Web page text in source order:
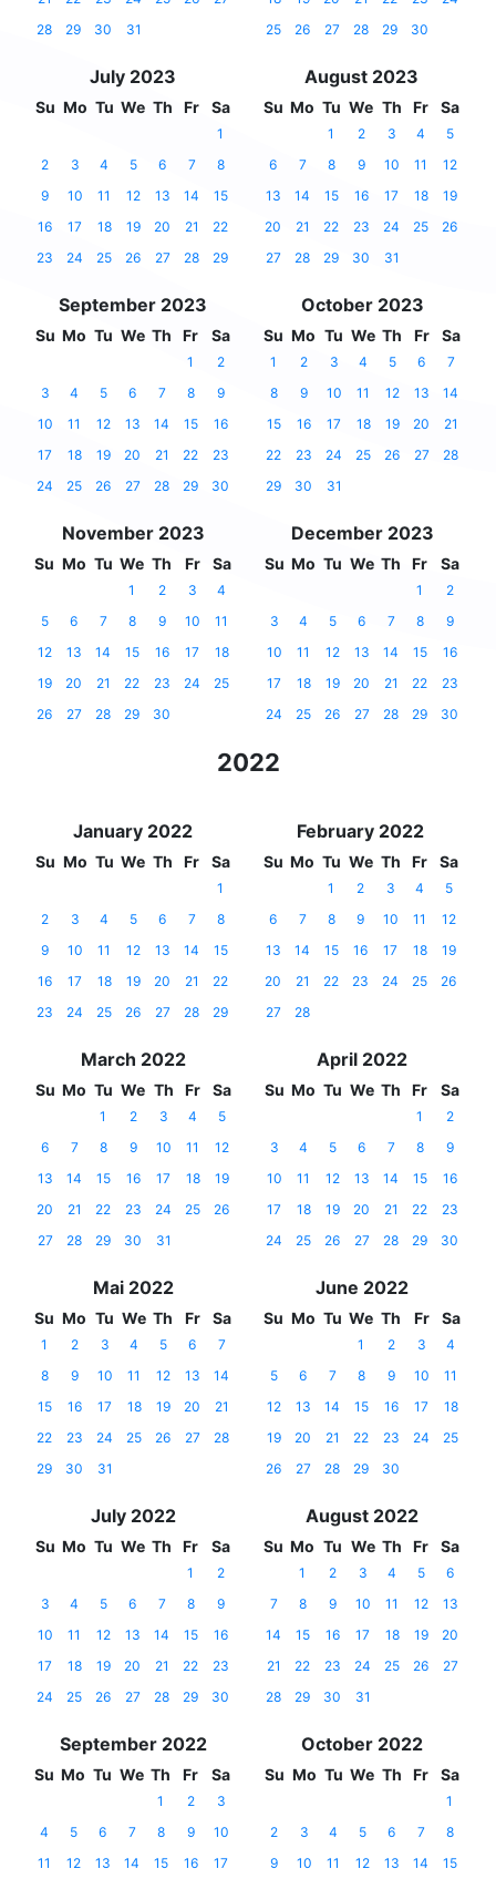
28
29 30 31
25
26 27 28 29 30
July 2023
Su Mo Tu We Th Fr Sa
1
2
3 4 5 6 7
8
9
10 11 12 13 14
15
16
17 18 19 20 21
22
23
24 25 26 27 28 29
August 2023
Su Mo Tu We Th Fr Sa
1 2 3 4
5
6
7 8 9 10 11
12
13
14 15 16 17 18
19
20
21 22 23 24 25
26
27
28 29 30 31
September 2023
Su Mo Tu We Th Fr Sa
1
2
3
4 5 6 7 8
9
10
11 12 13 14 15
16
17
18 19 20 21 22
23
24
25 26 27 28 29 30
October 2023
Su Mo Tu We Th Fr Sa
1 2 3 4 5 6
7
8
9 10 11 12 13
14
15
16 17 18 19 20
21
22
23 24 25 26 27
28
29
30 31
November 2023
Su Mo Tu We Th Fr Sa
1 2 3
4
5
6 7 8 9 10
11
12
13 14 15 16 17
18
19
20 21 22 23 24
25
26
27 28 29 30
December 2023
Su Mo Tu We Th Fr Sa
1
2
3
4 5 6 7 8
9
10
11 12 13 14 15
16
17
18 19 20 21 22
23
24
25 26 27 28 29 30
2022
January 2022
Su Mo Tu We Th Fr Sa
1
2
3 4 5 6 7
8
9
10 11 12 13 14
15
16
17 18 19 20 21
22
23
24 25 26 27 28 29
February 2022
Su Mo Tu We Th Fr Sa
1 2 3 4
5
6
7 8 9 10 11
12
13
14 15 16 17 18
19
20
21 22 23 24 25
26
27
28
March 2022
Su Mo Tu We Th Fr Sa
1 2 3 4
5
6
7 8 9 10 11
12
13
14 15 16 17 18
19
20
21 22 23 24 25
26
27
28 29 30 31
April 2022
Su Mo Tu We Th Fr Sa
1
2
3
4 5 6 7 8
9
10
11 12 13 14 15
16
17
18 19 20 21 22
23
24
25 26 27 28 29 30
Mai 2022
Su Mo Tu We Th Fr Sa
1 2 3 4 5 6
7
8
9 10 11 12 13
14
15
16 17 18 19 20
21
22
23 24 25 26 27
28
29
30 31
June 2022
Su Mo Tu We Th Fr Sa
1 2 3
4
5
6 7 8 9 10
11
12
13 14 15 16 17
18
19
20 21 22 23 24
25
26
27 28 29 30
July 2022
Su Mo Tu We Th Fr Sa
1
2
3
4 5 6 7 8
9
10
11 12 13 14 15
16
17
18 19 20 21 22
23
24
25 26 27 28 29 30
August 2022
Su Mo Tu We Th Fr Sa
1 2 3 4 5
6
7
8 9 10 11 12
13
14
15 16 17 18 19
20
21
22 23 24 25 26
27
28
29 30 31
September 2022
Su Mo Tu We Th Fr Sa
1 2
3
4
5 6 7 8 9
10
11
12 13 14 15 16 17
October 2022
Su Mo Tu We Th Fr Sa
1
2
3 4 5 6 7
8
9
10 11 12 13 14 15